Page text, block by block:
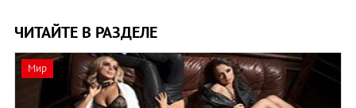
ЧИТАЙТЕ В РАЗДЕЛЕ
Мир